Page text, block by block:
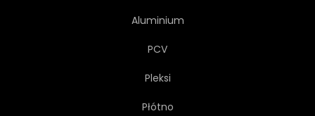
Aluminium
PCV
Pleksi
Płótno